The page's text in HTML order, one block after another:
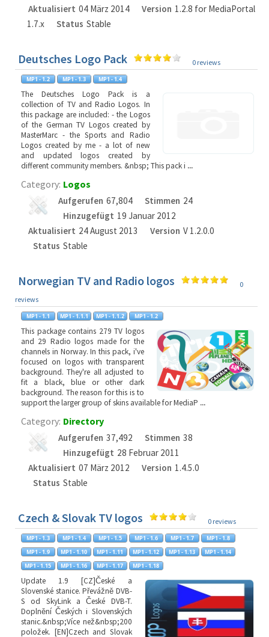
Aktualisiert 04 März 2014 Version 1.2.8 for MediaPortal
1.7.x
Status Stable
Deutsches Logo Pack 0 reviews
The Deutsches Logo Pack is a
collection of TV and Radio Logos. In
this package are included: - the Logos
of the German TV Logos created by
MasterMarc - the Sports and Radio
Logos created by me - a lot of new
and updated logos created by
different community members. &nbsp; This pack i ...
Category: Logos
Aufgerufen 67,804 Stimmen 24
Hinzugefügt 19 Januar 2012
Aktualisiert 24 August 2013 Version V 1.2.0.0
Status Stable
Norwegian TV and Radio logos
0
reviews
This package contains 279 TV logos
and 29 Radio logos made for the
channels in Norway. In this pack, i've
focused on logos with transparent
background. They're all adjusted to
fit a black, blue or other dark
background. The reason for this is to
support the larger group of skins available for MediaP ...
Category: Directory
Aufgerufen 37,492 Stimmen 38
Hinzugefügt 28 Februar 2011
Aktualisiert 07 März 2012 Version 1.4.5.0
Status Stable
Czech & Slovak TV logos 0 reviews
Update 1.9 [CZ]České a
Slovenské stanice. Převážně DVB-
S od SkyLink a České DVB-T.
Doplnění Českých i Slovenských
stanic.&nbsp;Více než&nbsp;200
položek. [EN]Czech and Slovak